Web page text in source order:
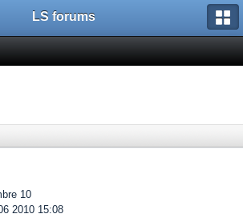
LS forums
10
2010 15:08